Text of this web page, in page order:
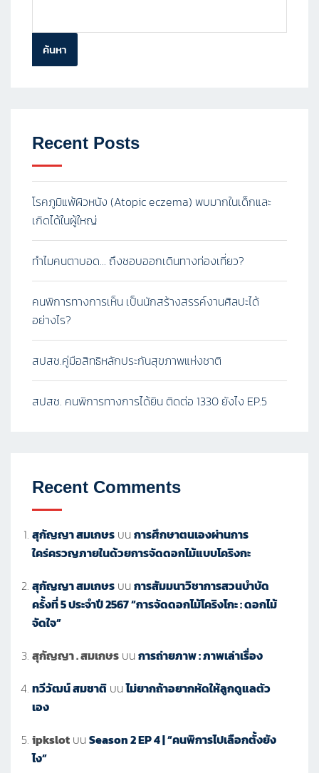
ค้นหา
Recent Posts
โรคภูมิแพ้ผิวหนัง (Atopic eczema) พบมากในเด็กและ
เกิดได้ในผู้ใหญ่
ทำไมคนตาบอด… ถึงชอบออกเดินทางท่องเที่ยว?
คนพิการทางการเห็น เป็นนักสร้างสรรค์งานศิลปะได้
อย่างไร?
สปสช.คู่มือสิทธิหลักประกันสุขภาพแห่งชาติ
สปสช. คนพิการทางการได้ยิน ติดต่อ 1330 ยังไง EP.5
Recent Comments
สุกัญญา สมเกษร บนการศึกษาตนเองผ่านการ
ใคร่ครวญภายในด้วยการจัดดอกไม้แบบโคริงกะ
สุกัญญา สมเกษร บนการสัมมนาวิชาการสวนบำบัด
ครั้งที่ 5 ประจำปี 2567 “การจัดดอกไม้โคริงโกะ : ดอกไม้
จัดใจ”
สุกัญญา . สมเกษร บนการถ่ายภาพ : ภาพเล่าเรื่อง
ทวีวัฒน์ สมชาติ บนไม่ยากถ้าอยากหัดให้ลูกดูแลตัว
เอง
ipkslot บนSeason 2 EP 4 | “คนพิการไปเลือกตั้งยัง
ไง”